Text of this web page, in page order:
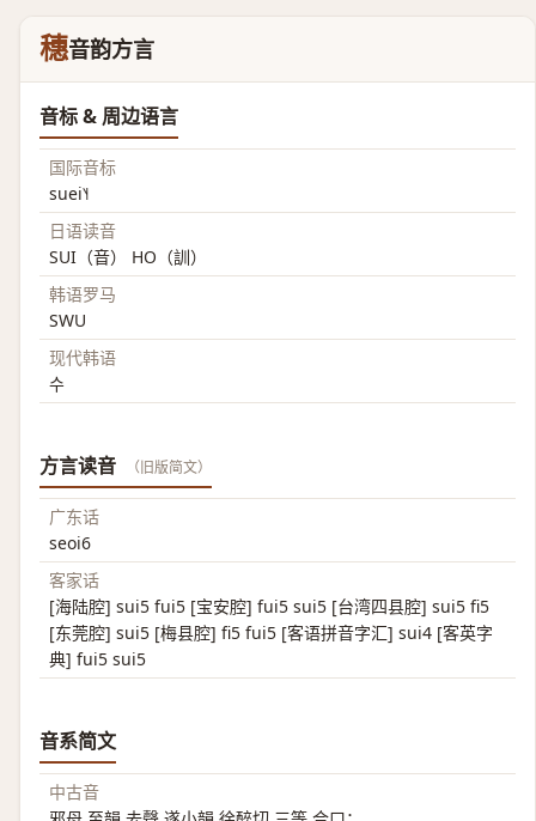
穗音韵方言
音标 & 周边语言
国际音标
suei˥˧
日语读音
SUI（音） HO（訓）
韩语罗马
SWU
现代韩语
수
方言读音 （旧版简文）
广东话
seoi6
客家话
[海陆腔] sui5 fui5 [宝安腔] fui5 sui5 [台湾四县腔] sui5 fi5
[东莞腔] sui5 [梅县腔] fi5 fui5 [客语拼音字汇] sui4 [客英字
典] fui5 sui5
音系简文
中古音